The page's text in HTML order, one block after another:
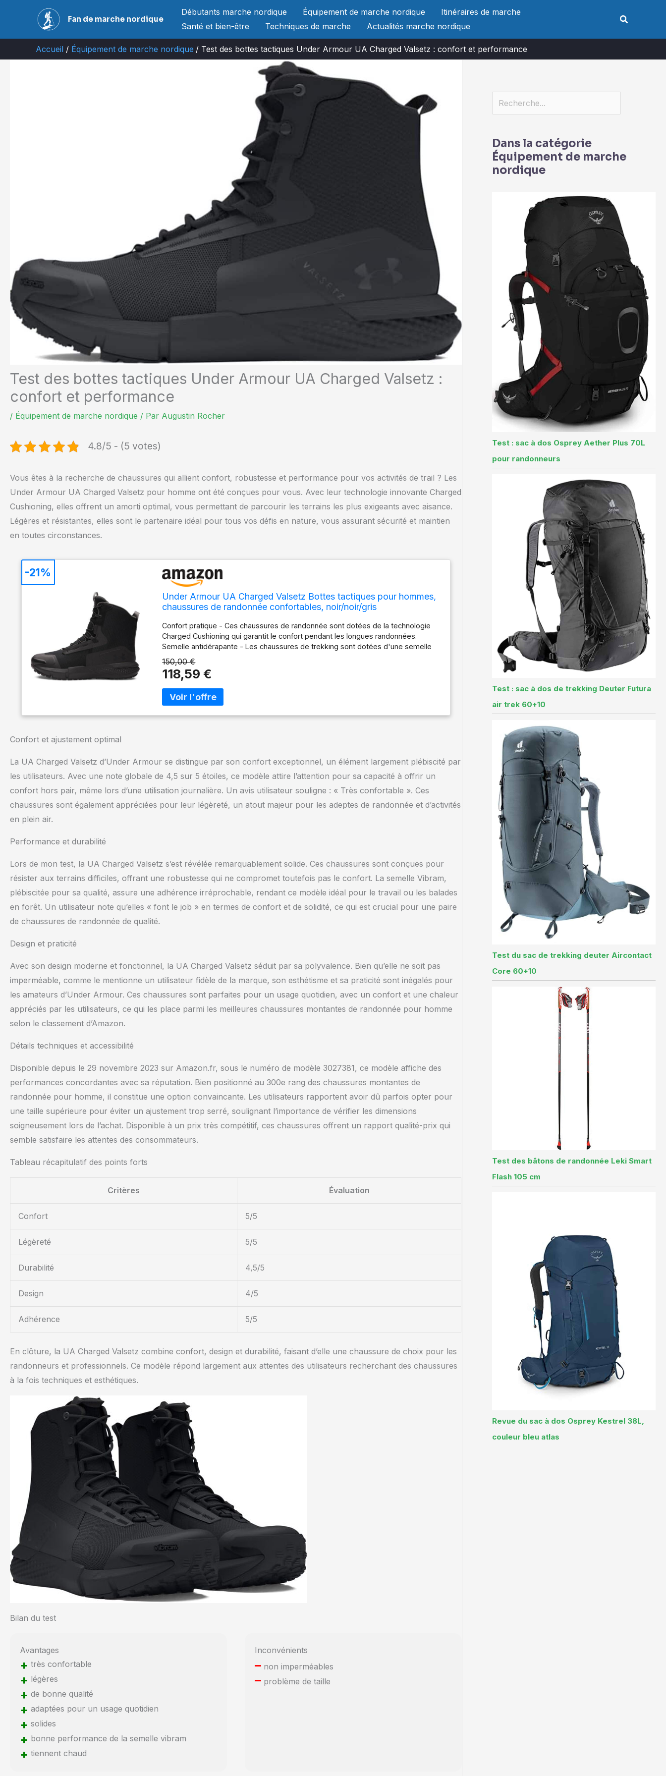
Fan de marche nordique
Débutants marche nordique Équipement de marche nordique
Itinéraires de marche
Santé et bien-être
Techniques de marche Actualités marche nordique
Rechercher
Accueil Équipement de marche nordique Test des bottes tactiques Under Armour UA Charged Valsetz : confort et performance
Test des bottes tactiques Under Armour UA Charged Valsetz :
confort et performance
/ Équipement de marche nordique / Par Augustin Rocher
4.8/5 - (5 votes)
Vous êtes à la recherche de chaussures qui allient confort, robustesse et performance pour vos activités de trail ? Les
Under Armour UA Charged Valsetz pour homme ont été conçues pour vous. Avec leur technologie innovante Charged
Cushioning, elles offrent un amorti optimal, vous permettant de parcourir les terrains les plus exigeants avec aisance.
Légères et résistantes, elles sont le partenaire idéal pour tous vos défis en nature, vous assurant sécurité et maintien
en toutes circonstances.
Under Armour UA Charged Valsetz Bottes tactiques pour hommes,
chaussures de randonnée confortables, noir/noir/gris
Confort pratique - Ces chaussures de randonnée sont dotées de la technologie
Charged Cushioning qui garantit le confort pendant les longues randonnées.
Semelle antidérapante - Les chaussures de trekking sont dotées d'une semelle
en caoutchouc antidérapante à forte traction pour une meilleure adhérence sur
différentes surfaces. Chaussures durables pour hommes - Chaussures de marche
à tige légère en cuir synthétique et en tissu offrant une grande respirabilité et une
grande durabilité. Soutien antifatigue - Les chaussures de montagne dotées de
semelles de soutien moulées Insite Contoura offrent un amorti réactif et durable.
sont composées de 63% de textile, 37% de synthétique et d'une semelle en
150,00 €
118,59 €
-21%
Confort et ajustement optimal
La UA Charged Valsetz d’Under Armour se distingue par son confort exceptionnel, un élément largement plébiscité par
les utilisateurs. Avec une note globale de 4,5 sur 5 étoiles, ce modèle attire l’attention pour sa capacité à offrir un
confort hors pair, même lors d’une utilisation journalière. Un avis utilisateur souligne : « Très confortable ». Ces
chaussures sont également appréciées pour leur légèreté, un atout majeur pour les adeptes de randonnée et d’activités
en plein air.
Performance et durabilité
Lors de mon test, la UA Charged Valsetz s’est révélée remarquablement solide. Ces chaussures sont conçues pour
résister aux terrains difficiles, offrant une robustesse qui ne compromet toutefois pas le confort. La semelle Vibram,
plébiscitée pour sa qualité, assure une adhérence irréprochable, rendant ce modèle idéal pour le travail ou les balades
en forêt. Un utilisateur note qu’elles « font le job » en termes de confort et de solidité, ce qui est crucial pour une paire
de chaussures de randonnée de qualité.
Design et praticité
Avec son design moderne et fonctionnel, la UA Charged Valsetz séduit par sa polyvalence. Bien qu’elle ne soit pas
imperméable, comme le mentionne un utilisateur fidèle de la marque, son esthétisme et sa praticité sont inégalés pour
les amateurs d’Under Armour. Ces chaussures sont parfaites pour un usage quotidien, avec un confort et une chaleur
appréciés par les utilisateurs, ce qui les place parmi les meilleures chaussures montantes de randonnée pour homme
selon le classement d’Amazon.
Détails techniques et accessibilité
Disponible depuis le 29 novembre 2023 sur Amazon.fr, sous le numéro de modèle 3027381, ce modèle affiche des
performances concordantes avec sa réputation. Bien positionné au 300e rang des chaussures montantes de
randonnée pour homme, il constitue une option convaincante. Les utilisateurs rapportent avoir dû parfois opter pour
une taille supérieure pour éviter un ajustement trop serré, soulignant l’importance de vérifier les dimensions
soigneusement lors de l’achat. Disponible à un prix très compétitif, ces chaussures offrent un rapport qualité-prix qui
semble satisfaire les attentes des consommateurs.
Tableau récapitulatif des points forts
Critères Évaluation
Confort 5/5
Légèreté 5/5
Durabilité 4,5/5
Design 4/5
Adhérence 5/5
En clôture, la UA Charged Valsetz combine confort, design et durabilité, faisant d’elle une chaussure de choix pour les
randonneurs et professionnels. Ce modèle répond largement aux attentes des utilisateurs recherchant des chaussures
à la fois techniques et esthétiques.
Bilan du test
Avantages
+ très confortable
+ légères
+ de bonne qualité
+ adaptées pour un usage quotidien
+ solides
+ bonne performance de la semelle vibram
+ tiennent chaud
Inconvénients
– non imperméables
– problème de taille
Rechercher
Dans la catégorie
Équipement de marche
nordique
Test : sac à dos Osprey Aether Plus 70L
pour randonneurs
Test : sac à dos de trekking Deuter Futura
air trek 60+10
Test du sac de trekking deuter Aircontact
Core 60+10
Test des bâtons de randonnée Leki Smart
Flash 105 cm
Revue du sac à dos Osprey Kestrel 38L,
couleur bleu atlas